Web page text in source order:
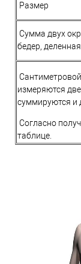
Размер
Сумма двух
бедер,
Сантиметровой
измеряются
суммируются и
Согласно
таблице.